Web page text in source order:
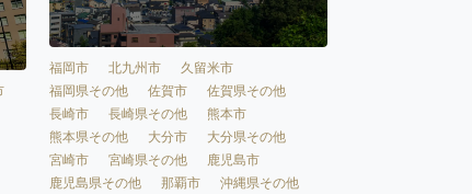
福岡市 北九州市
久留米市
福岡県その他
佐賀市
佐賀県その他
長崎市
長崎県その他
熊本市
熊本県その他
大分市
大分県その他
宮崎市
宮崎県その他
鹿児島市
鹿児島県その他
那覇市 沖縄県その他